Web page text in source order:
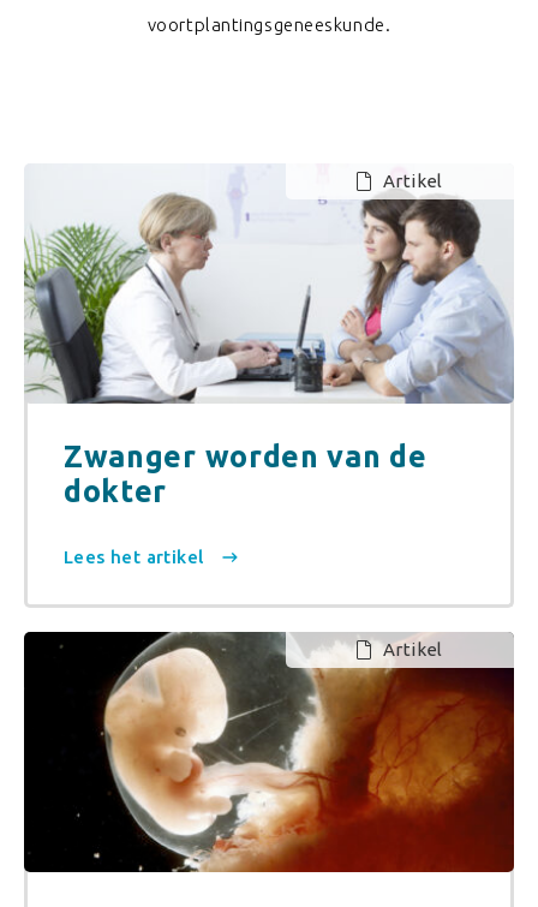
voortplantingsgeneeskunde.
Artikel
Zwanger worden van de
dokter
Lees het artikel
Artikel